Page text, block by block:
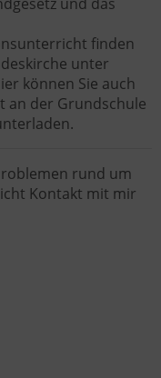
finden
unter
können Sie auch
an der Grundschule
rund um
Kontakt mit mir